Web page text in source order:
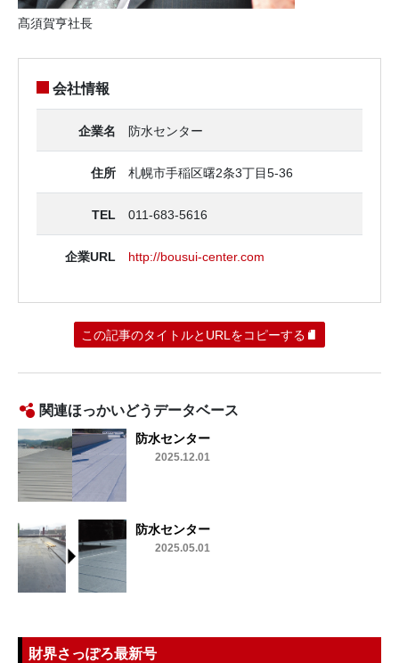
髙須賀亨社長
会社情報
企業名 防水センター
住所 札幌市手稲区曙2条3丁目5-36
TEL 011-683-5616
企業URL http://bousui-center.com
この記事のタイトルとURLをコピーする
関連ほっかいどうデータベース
防水センター
2025.12.01
防水センター
2025.05.01
財界さっぽろ最新号